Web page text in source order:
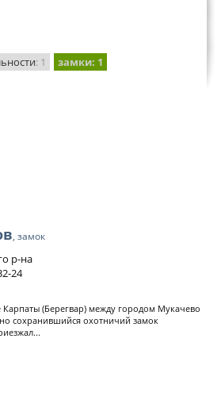
: 1 замки: 1
, замок
р-на
24
(Берегвар) между городом Мукачево
сохранившийся охотничий замок